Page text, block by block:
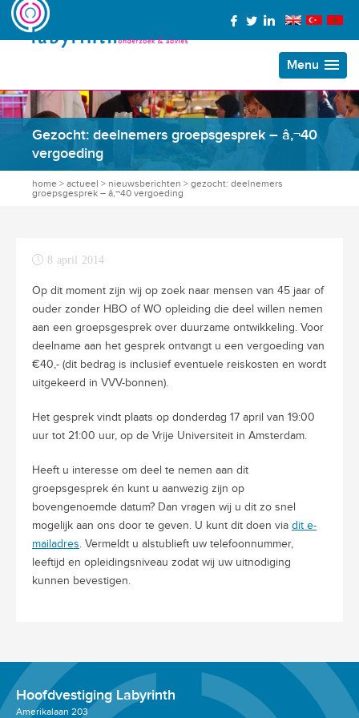
Menu
Gezocht: deelnemers groepsgesprek – â‚¬40
vergoeding
home > actueel > nieuwsberichten > gezocht: deelnemers
groepsgesprek – â‚¬40 vergoeding
8 april 2014
Op dit moment zijn wij op zoek naar mensen van 45 jaar of
ouder zonder HBO of WO opleiding die deel willen nemen
aan een groepsgesprek over duurzame ontwikkeling. Voor
deelname aan het gesprek ontvangt u een vergoeding van
€40,- (dit bedrag is inclusief eventuele reiskosten en wordt
uitgekeerd in VVV-bonnen).
Het gesprek vindt plaats op donderdag 17 april van 19:00
uur tot 21:00 uur, op de Vrije Universiteit in Amsterdam.
Heeft u interesse om deel te nemen aan dit
groepsgesprek én kunt u aanwezig zijn op
bovengenoemde datum? Dan vragen wij u dit zo snel
mogelijk aan ons door te geven. U kunt dit doen via dit e-
mailadres. Vermeldt u alstublieft uw telefoonnummer,
leeftijd en opleidingsniveau zodat wij uw uitnodiging
kunnen bevestigen.
Hoofdvestiging Labyrinth
Amerikalaan 203